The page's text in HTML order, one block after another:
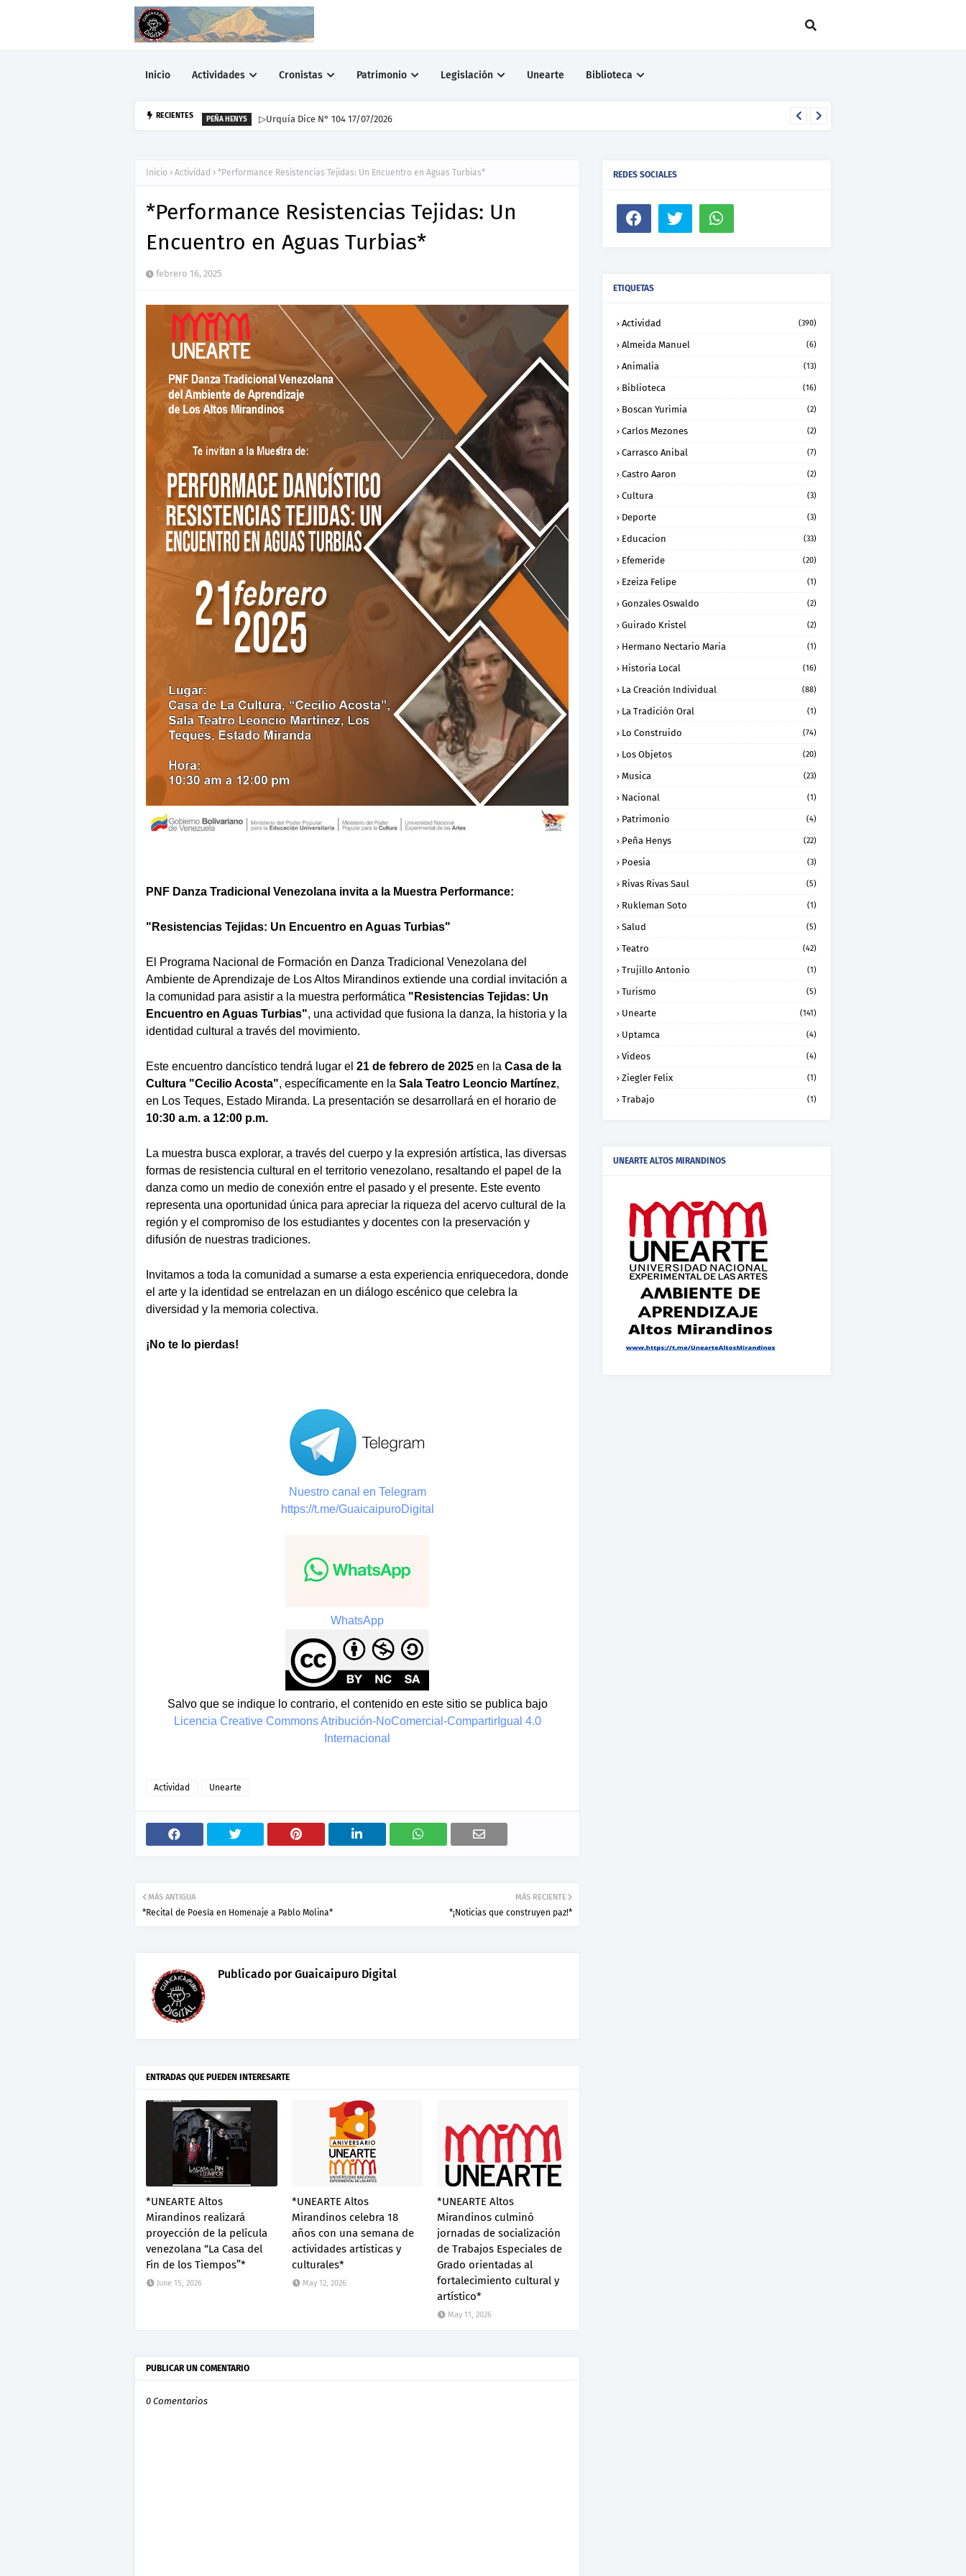
Inicio Actividades Cronistas Patrimonio Legislación Unearte Biblioteca
RECIENTES PEÑA HENYS ▷Urquía Dice N° 104 17/07/2026
Inicio Actividad *Performance Resistencias Tejidas: Un Encuentro en Aguas Turbias*
*Performance Resistencias Tejidas: Un
Encuentro en Aguas Turbias*
febrero 16, 2025
PNF Danza Tradicional Venezolana invita a la Muestra Performance:
"Resistencias Tejidas: Un Encuentro en Aguas Turbias"
El Programa Nacional de Formación en Danza Tradicional Venezolana del
Ambiente de Aprendizaje de Los Altos Mirandinos extiende una cordial invitación a
la comunidad para asistir a la muestra performática "Resistencias Tejidas: Un
Encuentro en Aguas Turbias", una actividad que fusiona la danza, la historia y la
identidad cultural a través del movimiento.
Este encuentro dancístico tendrá lugar el 21 de febrero de 2025 en la Casa de la
Cultura "Cecilio Acosta", específicamente en la Sala Teatro Leoncio Martínez,
en Los Teques, Estado Miranda. La presentación se desarrollará en el horario de
10:30 a.m. a 12:00 p.m.
La muestra busca explorar, a través del cuerpo y la expresión artística, las diversas
formas de resistencia cultural en el territorio venezolano, resaltando el papel de la
danza como un medio de conexión entre el pasado y el presente. Este evento
representa una oportunidad única para apreciar la riqueza del acervo cultural de la
región y el compromiso de los estudiantes y docentes con la preservación y
difusión de nuestras tradiciones.
Invitamos a toda la comunidad a sumarse a esta experiencia enriquecedora, donde
el arte y la identidad se entrelazan en un diálogo escénico que celebra la
diversidad y la memoria colectiva.
¡No te lo pierdas!
Nuestro canal en Telegram
https://t.me/GuaicaipuroDigital
WhatsApp
Salvo que se indique lo contrario, el contenido en este sitio se publica bajo
Licencia Creative Commons Atribución-NoComercial-CompartirIgual 4.0
Internacional
Actividad Unearte
MÁS RECIENTE
*¡Noticias que construyen paz!*
MÁS ANTIGUA
*Recital de Poesía en Homenaje a Pablo Molina*
Publicado porGuaicaipuro Digital
ENTRADAS QUE PUEDEN INTERESARTE
*UNEARTE Altos
Mirandinos realizará
proyección de la película
venezolana “La Casa del
Fin de los Tiempos”*
June 15, 2026
*UNEARTE Altos
Mirandinos celebra 18
años con una semana de
actividades artísticas y
culturales*
May 12, 2026
*UNEARTE Altos
Mirandinos culminó
jornadas de socialización
de Trabajos Especiales de
Grado orientadas al
fortalecimiento cultural y
artístico*
May 11, 2026
PUBLICAR UN COMENTARIO
0 Comentarios
REDES SOCIALES
ETIQUETAS
Actividad (390)
Almeida Manuel (6)
Animalia (13)
Biblioteca (16)
Boscan Yurimia (2)
Carlos Mezones (2)
Carrasco Anibal (7)
Castro Aaron (2)
Cultura (3)
Deporte (3)
Educacion (33)
Efemeride (20)
Ezeiza Felipe (1)
Gonzales Oswaldo (2)
Guirado Kristel (2)
Hermano Nectario Maria (1)
Historia Local (16)
La Creación Individual (88)
La Tradición Oral (1)
Lo Construido (74)
Los Objetos (20)
Musica (23)
Nacional (1)
Patrimonio (4)
Peña Henys (22)
Poesia (3)
Rivas Rivas Saul (5)
Rukleman Soto (1)
Salud (5)
Teatro (42)
Trujillo Antonio (1)
Turismo (5)
Unearte (141)
Uptamca (4)
Videos (4)
Ziegler Felix (1)
Trabajo (1)
UNEARTE ALTOS MIRANDINOS